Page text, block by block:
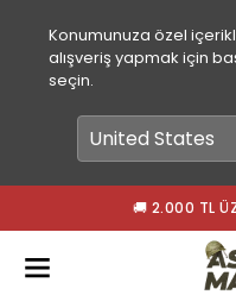
Konumunuza özel
alışveriş yapmak için
seçin.
🚚 2.000 TL